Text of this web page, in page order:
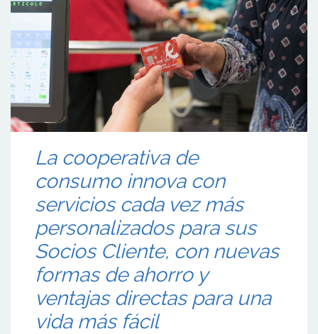
La cooperativa de
consumo innova con
servicios cada vez más
personalizados para sus
Socios Cliente, con nuevas
formas de ahorro y
ventajas directas para una
vida más fácil